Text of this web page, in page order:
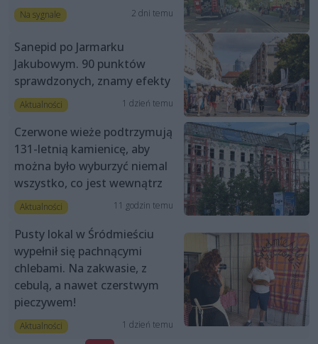
Na sygnale 2 dni temu
Sanepid po Jarmarku
Jakubowym. 90 punktów
sprawdzonych, znamy efekty
Aktualności 1 dzień temu
Czerwone wieże podtrzymują
131-letnią kamienicę, aby
można było wyburzyć niemal
wszystko, co jest wewnątrz
Aktualności 11 godzin temu
Pusty lokal w Śródmieściu
wypełnił się pachnącymi
chlebami. Na zakwasie, z
cebulą, a nawet czerstwym
pieczywem!
Aktualności 1 dzień temu